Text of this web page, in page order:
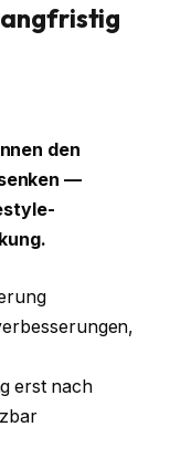
den
—
erst nach